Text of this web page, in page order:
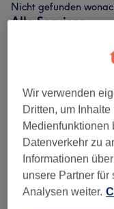
Nicht gefunden
Alle Services
⏱️ Express-
💪
🧠 Therapeutische
🦶 Fußmassage )
Wir verwenden
Dritten, um
Medienfunktionen
Datenverkehr zu
Informationen
unsere Partner
Analysen weiter.